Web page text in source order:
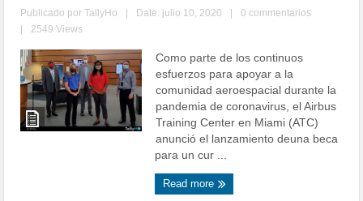
Publicado porTallyHo Date: julio 10, 2020
0 commentarios
2549 Views
Como parte de los continuos
esfuerzos para apoyar a la
comunidad aeroespacial durante la
pandemia de coronavirus, el Airbus
Training Center en Miami (ATC)
anunció el lanzamiento deuna beca
para un cur ...
Read more